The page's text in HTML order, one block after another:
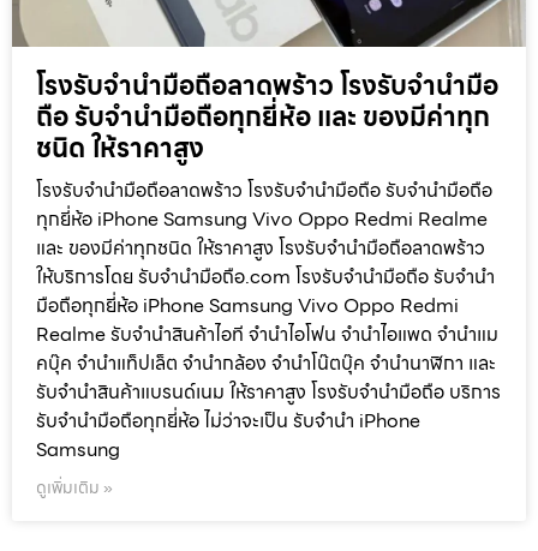
โรงรับจำนำมือถือลาดพร้าว โรงรับจำนำมือ
ถือ รับจำนำมือถือทุกยี่ห้อ และ ของมีค่าทุก
ชนิด ให้ราคาสูง
โรงรับจำนำมือถือลาดพร้าว โรงรับจำนำมือถือ รับจำนำมือถือ
ทุกยี่ห้อ iPhone Samsung Vivo Oppo Redmi Realme
และ ของมีค่าทุกชนิด ให้ราคาสูง โรงรับจำนำมือถือลาดพร้าว
ให้บริการโดย รับจํานํามือถือ.com โรงรับจำนำมือถือ รับจำนำ
มือถือทุกยี่ห้อ iPhone Samsung Vivo Oppo Redmi
Realme รับจำนำสินค้าไอที จำนำไอโฟน จำนำไอแพด จำนำแม
คบุ๊ค จำนำแท็ปเล็ต จำนำกล้อง จำนำโน๊ตบุ๊ค จำนำนาฬิกา และ
รับจำนำสินค้าแบรนด์เนม ให้ราคาสูง โรงรับจำนำมือถือ บริการ
รับจำนำมือถือทุกยี่ห้อ ไม่ว่าจะเป็น รับจำนำ iPhone
Samsung
ดูเพิ่มเติม »